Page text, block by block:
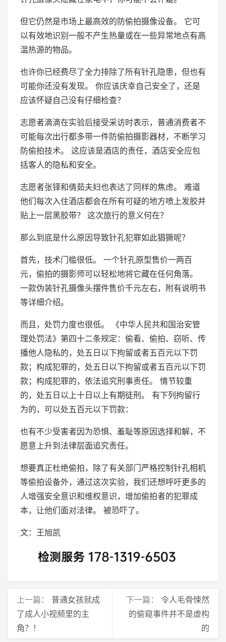
但它仍然是市场上最高效的防偷拍摄像设备。 它可
以有效地识别一般不产生热量或在一些异常地点有高
温热源的物品。
也许你已经费尽了全力排除了所有针孔隐患，但也有
可能你还没有发现。 你应该庆幸自己安全了，还是
应该怀疑自己没有仔细检查？
志愿者滴滴在实验后接受采访时表示，普通消费者不
可能每次出行都多带一件防偷拍摄影器材，不断学习
防偷拍技术。 这应该是酒店的责任，酒店安全应包
括客人的隐私和安全。
志愿者张铎和倩茹夫妇也表达了同样的焦虑。 难道
他们每次入住酒店都会在所有可疑的地方喷上发胶并
贴上一层黑胶带？ 这次旅行的意义何在？
那么到底是什么原因导致针孔犯罪如此猖獗呢？
首先，技术门槛很低。 一个针孔原型售价一两百
元，偷拍的摄影师可以轻松地将它藏在任何角落。
一款伪装针孔摄像头摆件售价千元左右，附有说明书
等详细介绍。
而且，处罚力度也很低。 《中华人民共和国治安管
理处罚法》第四十二条规定：偷看、偷拍、窃听、传
播他人隐私的，处五日以下拘留或者五百元以下罚
款；构成犯罪的，处五日以下拘留或者五百元以下罚
款；构成犯罪的，依法追究刑事责任。 情节较重
的，处五日以上十日以上有期徒刑。 有下列拘留行
为的，可以处五百元以下罚款：
也有不少受害者因为恐惧、羞耻等原因选择和解，不
愿意上升到法律层面追究责任。
想要真正杜绝偷拍，除了有关部门严格控制针孔相机
等偷拍设备外，通过这次实验，我们还想呼吁更多的
人增强安全意识和维权意识，增加偷拍者的犯罪成
本，让他们面对法律。 被恐吓了。
文：王旭凯
上一篇： 普通女孩就成
了成人小视频里的主
角？！
下一篇： 令人毛骨悚然
的偷窥事件并不是虚构
的